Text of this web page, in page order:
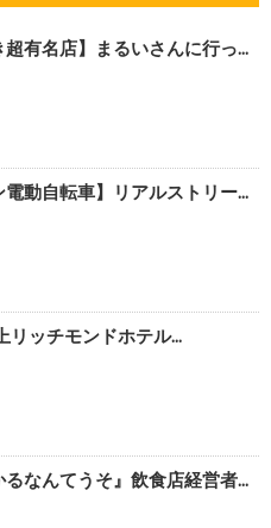
超有名店】まるいさんに行っ...
電動自転車】リアルストリー...
リッチモンドホテル...
るなんてうそ』飲食店経営者...